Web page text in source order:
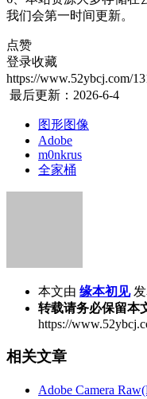
我们会第一时间更新。
点赞
登录收藏
https://www.52ybcj.com/
最后更新：2026-6-4
图形图像
Adobe
m0nkrus
全家桶
本文由 缘本初见
转载请务必保留本
https://
相关文章
Adobe Camera